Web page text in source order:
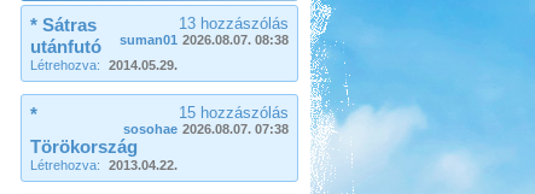
13 hozzászólás
suman01 2026.08.07. 08:38
* Sátras
utánfutó
Létrehozva: 2014.05.29.
15 hozzászólás
sosohae 2026.08.07. 07:38
*
Törökország
Létrehozva: 2013.04.22.